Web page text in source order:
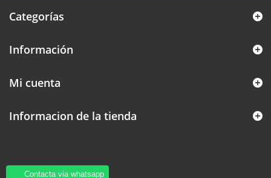
Contacta via whatsapp
Categorías
Información
Mi cuenta
Informacion de la tienda